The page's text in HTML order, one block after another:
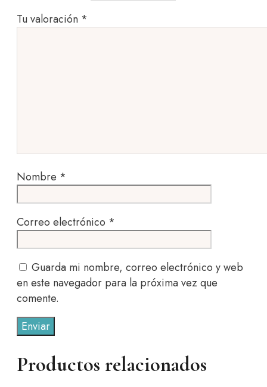
Tu valoración *
Nombre *
Correo electrónico *
Guarda mi nombre, correo electrónico y web
en este navegador para la próxima vez que
comente.
Productos relacionados